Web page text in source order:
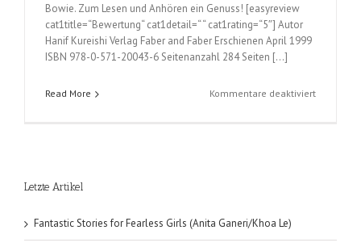
Bowie. Zum Lesen und Anhören ein Genuss! [easyreview
cat1title=“Bewertung“ cat1detail=“ “ cat1rating=“5″] Autor
Hanif Kureishi Verlag Faber and Faber Erschienen April 1999
ISBN 978-0-571-20043-6 Seitenanzahl 284 Seiten […]
Read More Kommentare deaktiviertfür
Letzte Artikel
Fantastic Stories for Fearless Girls (Anita Ganeri/Khoa Le)